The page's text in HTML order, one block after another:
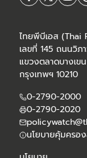
ไทยพีบีเอส (Thai
เลขที่ 145 ถนนวิภ
แขวงตลาดบางเข
กรุงเทพฯ 10210
0-2790-2000
0-2790-2020
นโยบายคุ้มครอ